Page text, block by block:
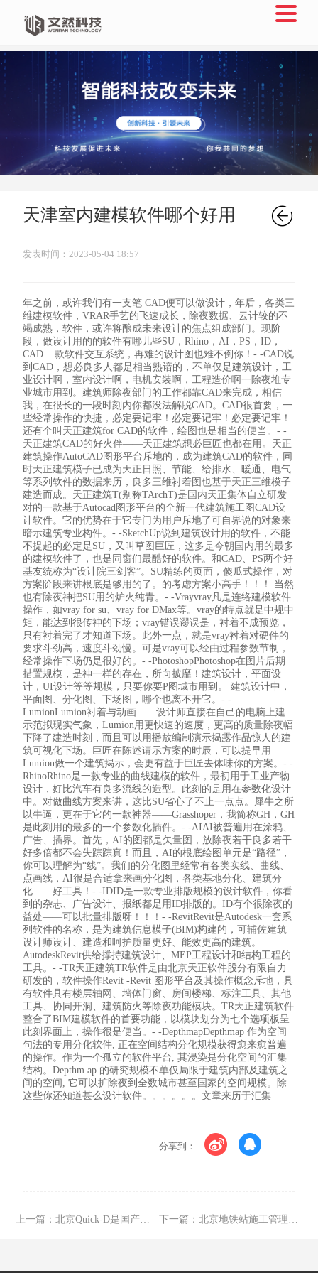
天津室内建模软件哪个好用 
发表时间：2023-05-04 18:57
年之前，或许我们有一支笔 CAD便可以做设计，年后，各类三
维建模软件，VRAR手艺的飞速成长，除夜数据、云计较的不
竭成熟，软件，或许将酿成未来设计的焦点组成部门。现阶
段，做设计用的的软件有哪儿些SU，Rhino，AI，PS，ID，
CAD....款软件交互系统，再难的设计图也难不倒你！- -CAD说
到CAD，想必良多人都是相当熟谙的，不单仅是建筑设计，工
业设计啊，室内设计啊，电机安装啊，工程造价啊一除夜堆专
业城市用到。建筑师除夜部门的工作都靠CAD来完成，相信
我，在很长的一段时刻内你都没法解脱CAD。CAD很首要，一
些经常操作的快捷，必定要记牢！必定要记牢！必定要记牢！
还有个叫天正建筑for CAD的软件，绘图也是相当的便当。- -
天正建筑CAD的好火伴——天正建筑想必巨匠也都在用。天正
建筑操作AutoCAD图形平台斥地的，成为建筑CAD的软件，同
时天正建筑模子已成为天正日照、节能、给排水、暖通、电气
等系列软件的数据来历，良多三维衬着图也基于天正三维模子
建造而成。天正建筑T(别称TArchT)是国内天正集体自立研发
对的一款基于Autocad图形平台的全新一代建筑施工图CAD设
计软件。它的优势在于它专门为用户斥地了可自界说的对象来
暗示建筑专业构件。- -SketchUp说到建筑设计用的软件，不能
不提起的必定是SU，又叫草图巨匠，这多是今朝国内用的最多
的建模软件了，也是同窗们最酷好的软件。和CAD、PS两个好
基友统称为“设计院三剑客”。SU精练的页面，傻瓜式操作，对
方案阶段来讲根底是够用的了。的考虑方案小高手！！！ 当然
也有除夜神把SU用的炉火纯青。- -Vrayvray凡是连络建模软件
操作，如vray for su、vray for DMax等。vray的特点就是中规中
矩，能达到很传神的下场；vray错误谬误是，衬着不成预览，
只有衬着完了才知道下场。此外一点，就是vray衬着对硬件的
要求斗劲高，速度斗劲慢。可是vray可以经由过程参数节制，
经常操作下场仍是很好的。- -PhotoshopPhotoshop在图片后期
措置规模，是神一样的存在，所向披靡！建筑设计，平面设
计，UI设计等等规模，只要你要P图城市用到。 建筑设计中，
平面图、分化图、下场图，哪个也离不开它。- -
LumionLumion衬着与动画——设计师直接在自己的电脑上建
示范拟现实气象，Lumion用更快速的速度，更高的质量除夜幅
下降了建造时刻，而且可以用播放编制演示揭露作品惊人的建
筑可视化下场。巨匠在陈述请示方案的时辰，可以提早用
Lumion做一个建筑揭示，会更有益于巨匠去体味你的方案。- -
RhinoRhino是一款专业的曲线建模的软件，最初用于工业产物
设计，好比汽车有良多流线的造型。此刻的是用在参数化设计
中。对做曲线方案来讲，这比SU省心了不止一点点。犀牛之所
以牛逼，更在于它的一款神器——Grasshoper，我简称GH，GH
是此刻用的最多的一个参数化插件。- -AIAI被普遍用在涂鸦、
广告、插界。首先，AI的图都是矢量图，放除夜若干良多若干
好多倍都不会失踪踪真！而且，AI的根底绘图单元是“路径”，
你可以理解为“线”。我们的分化图里经常有各类实线、曲线、
点画线，AI很是合适拿来画分化图，各类基地分化、建筑分
化……好工具！- -IDID是一款专业排版规模的设计软件，你看
到的杂志、广告设计、报纸都是用ID排版的。ID有个很除夜的
益处——可以批量排版呀！！！- -RevitRevit是Autodesk一套系
列软件的名称，是为建筑信息模子(BIM)构建的，可辅佐建筑
设计师设计、建造和呵护质量更好、能效更高的建筑。
AutodeskRevit供给撑持建筑设计、MEP工程设计和结构工程的
工具。- -TR天正建筑TR软件是由北京天正软件股分有限自力
研发的，软件操作Revit -Revit 图形平台及其操作概念斥地，具
有软件具有楼层轴网、墙体门窗、房间楼梯、标注工具、其他
工具、协同开洞、建筑防火等除夜功能模块。TR天正建筑软件
整合了BIM建模软件的首要功能，以模块划分为七个选项板呈
此刻界面上，操作很是便当。- -DepthmapDepthmap 作为空间
句法的专用分化软件, 正在空间结构分化规模获得愈来愈普遍
的操作。作为一个孤立的软件平台, 其浸染是分化空间的汇集
结构。Depthm ap 的研究规模不单仅局限于建筑内部及建筑之
间的空间, 它可以扩除夜到全数城市甚至国家的空间规模。除
这些你还知道甚么设计软件。。。。。。文章来历于汇集
分享到：
上一篇：北京Quick-D是国产软件吗 下一篇： 北京地铁站施工管理三维建模管理软件自动编程